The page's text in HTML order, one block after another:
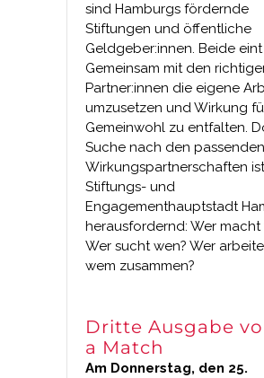
sind Hamburgs fördernde
Stiftungen und öffentliche
Geldgeber:innen. Beide eint
Gemeinsam mit den
Partner:innen die eigene
umzusetzen und Wirkung
Gemeinwohl zu entfalten.
Suche nach den passenden
Wirkungspartnerschaften
Stiftungs- und
Engagementhauptstadt
herausfordernd: Wer macht
Wer sucht wen? Wer
wem zusammen?
Dritte Ausgabe
a Match
Am Donnerstag, den 25.